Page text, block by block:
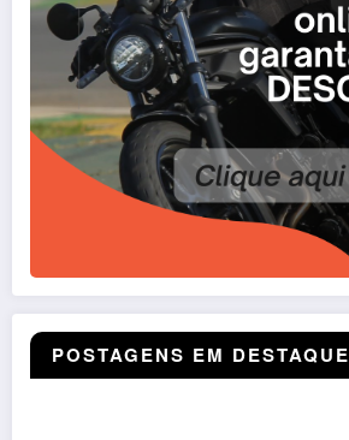
POSTAGENS EM DESTAQUE